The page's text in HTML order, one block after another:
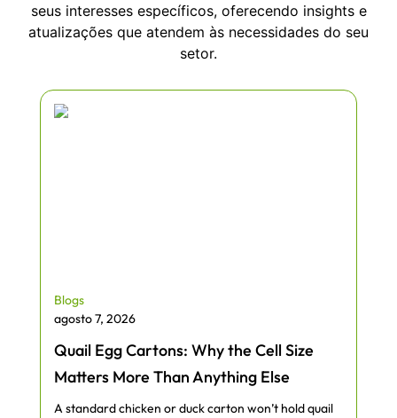
seus interesses específicos, oferecendo insights e
atualizações que atendem às necessidades do seu
setor.
Blogs
agosto 7, 2026
Quail Egg Cartons: Why the Cell Size
Matters More Than Anything Else
A standard chicken or duck carton won’t hold quail